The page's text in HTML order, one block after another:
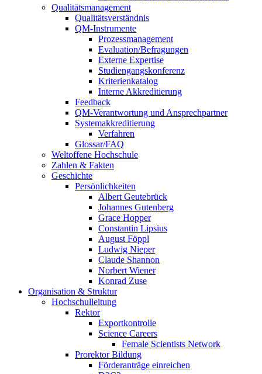
Qualitätsmanagement
Qualitätsverständnis
QM-Instrumente
Prozessmanagement
Evaluation/Befragungen
Externe Expertise
Studiengangskonferenz
Kriterienkatalog
Interne Akkreditierung
Feedback
QM-Verantwortung und Ansprechpartner
Systemakkreditierung
Verfahren
Glossar/FAQ
Weltoffene Hochschule
Zahlen & Fakten
Geschichte
Persönlichkeiten
Albert Geutebrück
Johannes Gutenberg
Grace Hopper
Constantin Lipsius
August Föppl
Ludwig Nieper
Claude Shannon
Norbert Wiener
Konrad Zuse
Organisation & Struktur
Hochschulleitung
Rektor
Exportkontrolle
Science Careers
Female Scientists Network
Prorektor Bildung
Förderanträge einreichen